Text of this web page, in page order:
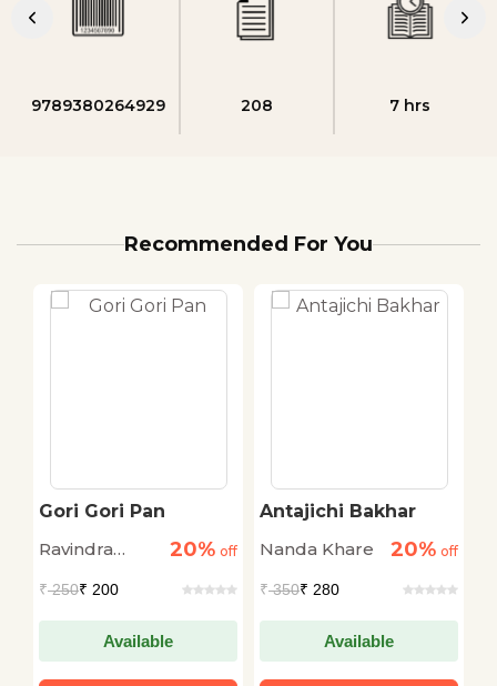
9789380264929 208 7 hrs
Recommended For You
Gori Gori Pan
Ravindra
20% off
₹250₹ 200
Available
Antajichi Bakhar
Nanda Khare
20% off
₹350₹ 280
Available